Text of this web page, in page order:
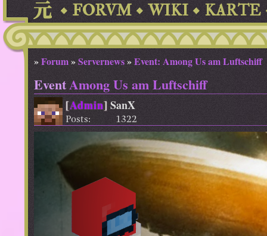
FORVM WIKI KARTE
»Forum»Servernews»Event: Among Us am Luftschiff
EventAmong Us am Luftschiff
[Admin]SanX
Posts: 1322